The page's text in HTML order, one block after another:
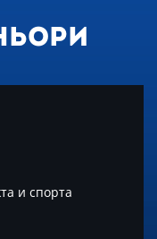
и спорта